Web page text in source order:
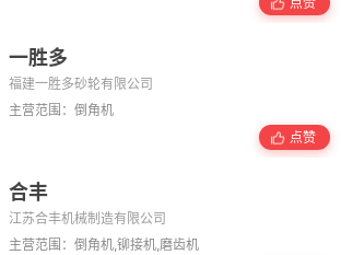
一胜多
福建一胜多砂轮有限公司
主营范围：倒角机
点赞
合丰
江苏合丰机械制造有限公司
主营范围：倒角机,铆接机,磨齿机